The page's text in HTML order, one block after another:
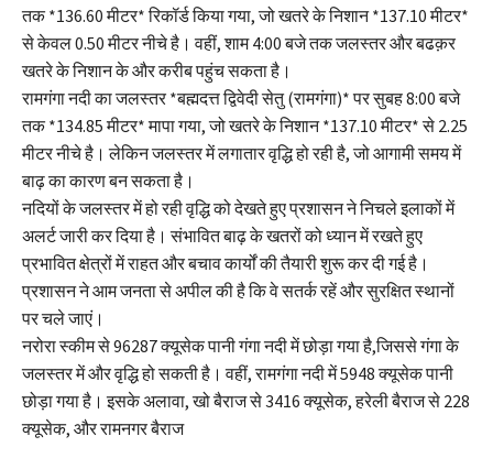
तक *136.60 मीटर* रिकॉर्ड किया गया, जो खतरे के निशान *137.10 मीटर*
से केवल 0.50 मीटर नीचे है। वहीं, शाम 4:00 बजे तक जलस्तर और बढक़र
खतरे के निशान के और करीब पहुंच सकता है।
रामगंगा नदी का जलस्तर *बह्मदत्त द्विवेदी सेतु (रामगंगा)* पर सुबह 8:00 बजे
तक *134.85 मीटर* मापा गया, जो खतरे के निशान *137.10 मीटर* से 2.25
मीटर नीचे है। लेकिन जलस्तर में लगातार वृद्धि हो रही है, जो आगामी समय में
बाढ़ का कारण बन सकता है।
नदियों के जलस्तर में हो रही वृद्धि को देखते हुए प्रशासन ने निचले इलाकों में
अलर्ट जारी कर दिया है। संभावित बाढ़ के खतरों को ध्यान में रखते हुए
प्रभावित क्षेत्रों में राहत और बचाव कार्यों की तैयारी शुरू कर दी गई है।
प्रशासन ने आम जनता से अपील की है कि वे सतर्क रहें और सुरक्षित स्थानों
पर चले जाएं।
नरोरा स्कीम से 96287 क्यूसेक पानी गंगा नदी में छोड़ा गया है,जिससे गंगा के
जलस्तर में और वृद्धि हो सकती है। वहीं, रामगंगा नदी में 5948 क्यूसेक पानी
छोड़ा गया है। इसके अलावा, खो बैराज से 3416 क्यूसेक, हरेली बैराज से 228
क्यूसेक, और रामनगर बैराज